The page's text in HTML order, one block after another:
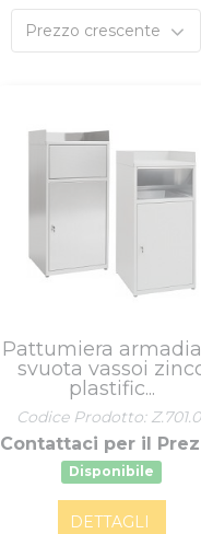
Prezzo crescente
Pattumiera
svuota vassoi
plastific...
Codice Prodotto:
Contattaci per il
Disponibile
DETTAGLI